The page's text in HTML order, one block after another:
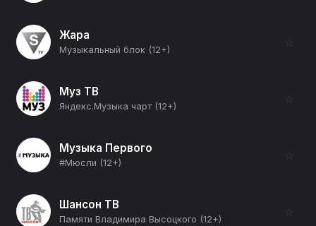
Жара
Музыкальный блок (12+)
☆
Муз ТВ
Яндекс.Музыка чарт (12+)
☆
Музыка Первого
#Мюсли (12+)
☆
Шансон ТВ
Памяти Владимира Высоцкого (12+)
☆